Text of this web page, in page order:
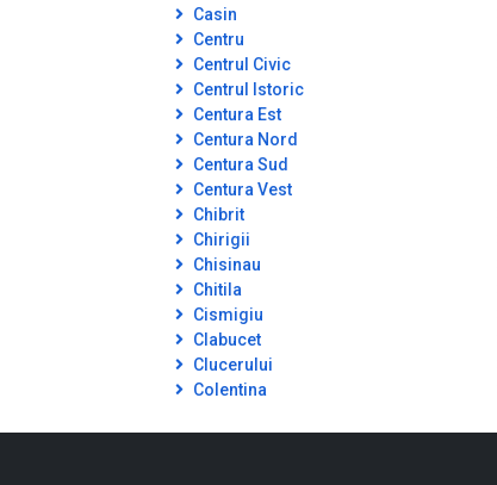
Casin
Centru
Centrul Civic
Centrul Istoric
Centura Est
Centura Nord
Centura Sud
Centura Vest
Chibrit
Chirigii
Chisinau
Chitila
Cismigiu
Clabucet
Clucerului
Colentina